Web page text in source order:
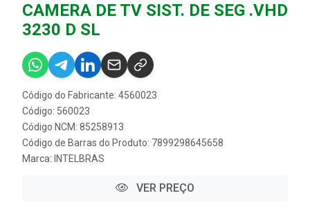
CAMERA DE TV SIST. DE SEG .VHD
3230 D SL
Código do Fabricante: 4560023
Código: 560023
Código NCM: 85258913
Código de Barras do Produto: 7899298645658
Marca: INTELBRAS
VER PREÇO